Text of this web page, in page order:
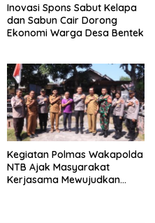
Inovasi Spons Sabut Kelapa
dan Sabun Cair Dorong
Ekonomi Warga Desa Bentek
Kegiatan Polmas Wakapolda
NTB Ajak Masyarakat
Kerjasama Mewujudkan